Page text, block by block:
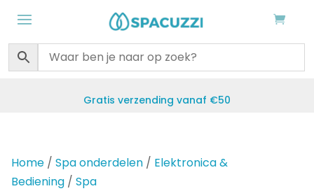
Gratis verzending vanaf €50
Home/ Spa onderdelen/ Elektronica &
Bediening/ Spa